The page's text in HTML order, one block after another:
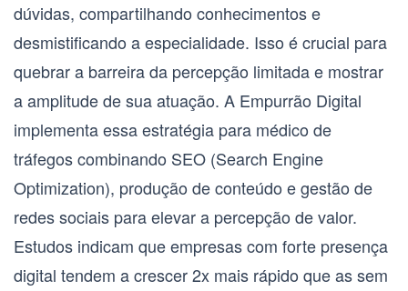
dúvidas, compartilhando conhecimentos e
desmistificando a especialidade. Isso é crucial para
quebrar a barreira da percepção limitada e mostrar
a amplitude de sua atuação. A Empurrão Digital
implementa essa estratégia para médico de
tráfegos combinando SEO (Search Engine
Optimization), produção de conteúdo e gestão de
redes sociais para elevar a percepção de valor.
Estudos indicam que empresas com forte presença
digital tendem a crescer 2x mais rápido que as sem